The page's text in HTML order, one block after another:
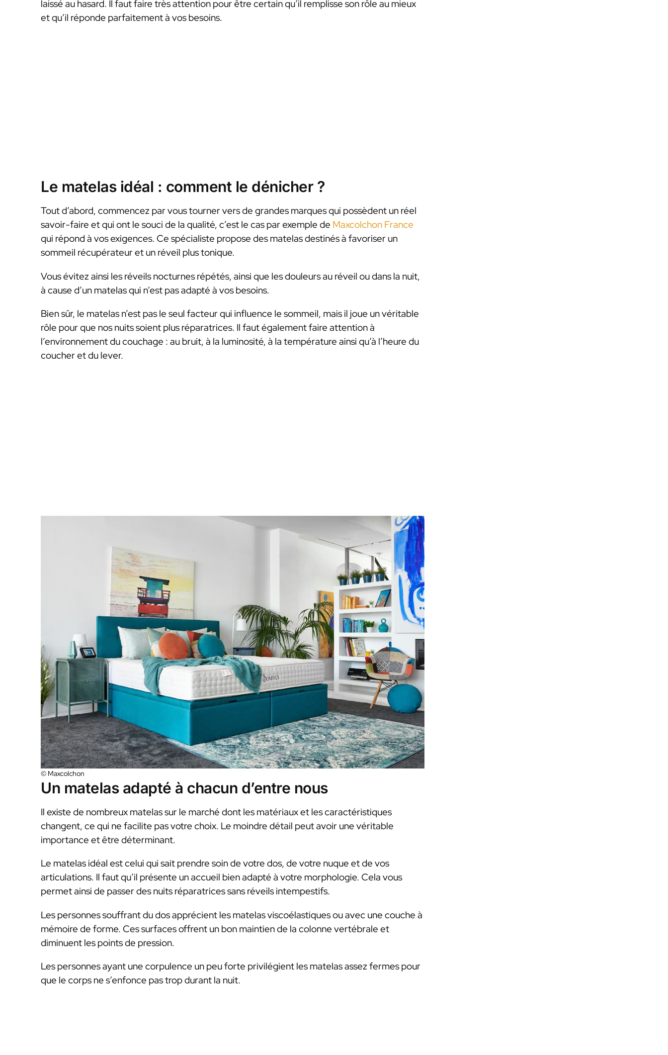
laissé au hasard. Il faut faire très attention pour être certain qu’il remplisse son rôle au mieux
et qu’il réponde parfaitement à vos besoins.
Le matelas idéal : comment le dénicher ?
Tout d’abord, commencez par vous tourner vers de grandes marques qui possèdent un réel
savoir-faire et qui ont le souci de la qualité, c’est le cas par exemple de Maxcolchon France
qui répond à vos exigences. Ce spécialiste propose des matelas destinés à favoriser un
sommeil récupérateur et un réveil plus tonique.
Vous évitez ainsi les réveils nocturnes répétés, ainsi que les douleurs au réveil ou dans la nuit,
à cause d’un matelas qui n’est pas adapté à vos besoins.
Bien sûr, le matelas n’est pas le seul facteur qui influence le sommeil, mais il joue un véritable
rôle pour que nos nuits soient plus réparatrices. Il faut également faire attention à
l’environnement du couchage : au bruit, à la luminosité, à la température ainsi qu’à l’heure du
coucher et du lever.
© Maxcolchon
Un matelas adapté à chacun d’entre nous
Il existe de nombreux matelas sur le marché dont les matériaux et les caractéristiques
changent, ce qui ne facilite pas votre choix. Le moindre détail peut avoir une véritable
importance et être déterminant.
Le matelas idéal est celui qui sait prendre soin de votre dos, de votre nuque et de vos
articulations. Il faut qu’il présente un accueil bien adapté à votre morphologie. Cela vous
permet ainsi de passer des nuits réparatrices sans réveils intempestifs.
Les personnes souffrant du dos apprécient les matelas viscoélastiques ou avec une couche à
mémoire de forme. Ces surfaces offrent un bon maintien de la colonne vertébrale et
diminuent les points de pression.
Les personnes ayant une corpulence un peu forte privilégient les matelas assez fermes pour
que le corps ne s’enfonce pas trop durant la nuit.